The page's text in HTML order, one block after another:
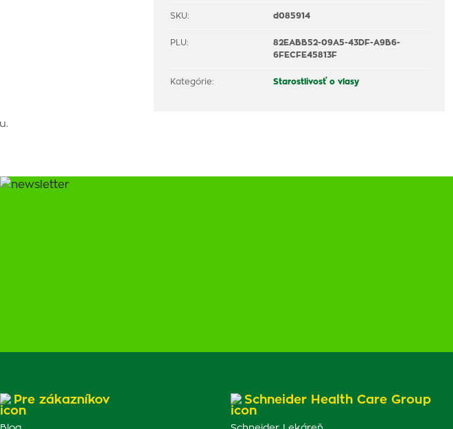
SKU: d085914
PLU:
82EABB52-09A5-43DF-A9B6-
6FECFE45813F
Kategórie: Starostlivosť o vlasy
Pre zákazníkov Schneider Health Care Group